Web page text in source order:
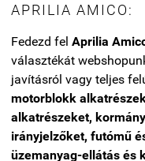
APRILIA AMICO:
Fedezd fel Aprilia
választékát
javításról vagy teljes
motorblokk
alkatrészeket,
irányjelzőket, futómű
üzemanyag-ellátás és